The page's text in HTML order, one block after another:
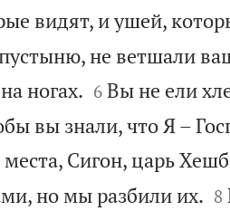
видят, и ушей,
пустыню, не ветшали
ногах.
6 Вы не ели
вы знали, что Я –
Сигон, царь
но мы разбили их.
8